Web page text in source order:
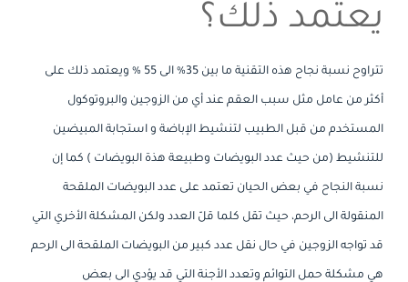
يعتمد ذلك؟
تتراوح نسبة نجاح هذه التقنية ما بين 35% الى 55 % ويعتمد ذلك على
أكثر من عامل مثل سبب العقم عند أي من الزوجين والبروتوكول
المستخدم من قبل الطبيب لتنشيط الإباضة و استجابة المبيضين
للتنشيط (من حيث عدد البويضات وطبيعة هذة البويضات ) كما إن
نسبة النجاح في بعض الحيان تعتمد على عدد البويضات الملقحة
المنقولة الى الرحم، حيث تقل كلما قلّ العدد ولكن المشكلة الأخري التي
قد تواجه الزوجين في حال نقل عدد كبير من البويضات الملقحة الى الرحم
هي مشكلة حمل التوائم وتعدد الأجنة التي قد يؤدي الى بعض